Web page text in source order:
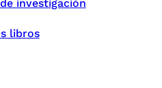
investigación
libros